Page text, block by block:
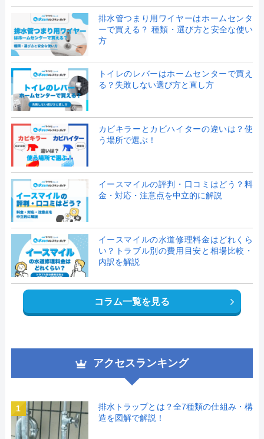
排水管つまり用ワイヤーはホームセンタ
ーで買える？ 種類・選び方と安全な使い
方
トイレのレバーはホームセンターで買え
る？失敗しない選び方と直し方
カビキラーとカビハイターの違いは？使
う場所で選ぶ！
イースマイルの評判・口コミはどう？料
金・対応・注意点を中立的に解説
イースマイルの水道修理料金はどれくら
い？トラブル別の費用目安と相場比較・
内訳を解説
コラム一覧を見る
アクセスランキング
1
排水トラップとは？全7種類の仕組み・構
造を図解で解説！